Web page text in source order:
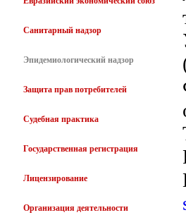
Санитарный надзор
Эпидемиологический надзор
Защита прав потребителей
Судебная практика
Государственная регистрация
Лицензирование
Организация деятельности